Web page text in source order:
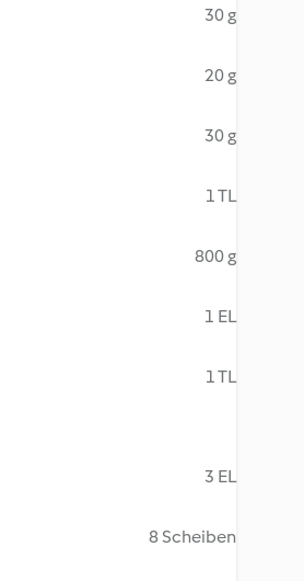
30 g
20 g
30 g
1 TL
800 g
1 EL
1 TL
3 EL
8 Scheiben